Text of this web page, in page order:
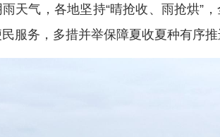
天气，各地坚持“晴抢收、雨抢烘”
服务，多措并举保障夏收夏种有序推